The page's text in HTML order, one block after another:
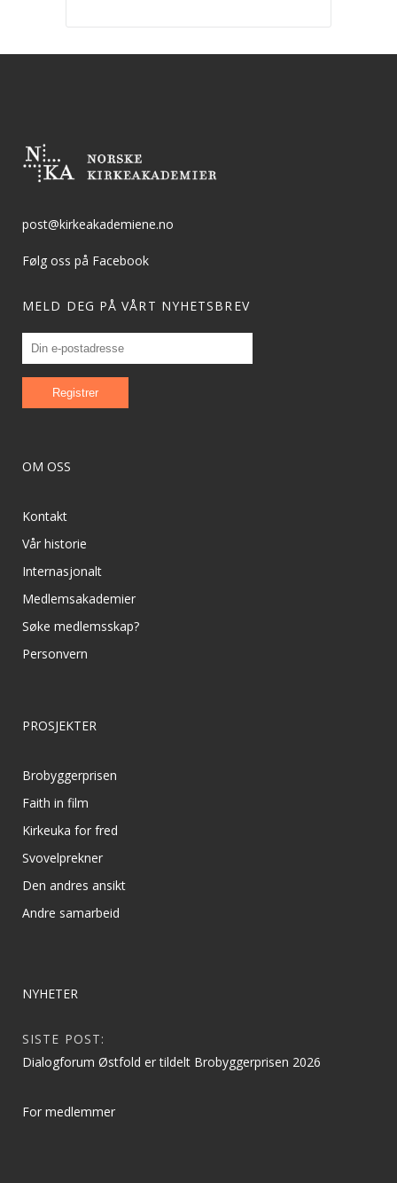
post@kirkeakademiene.no
Følg oss på Facebook
MELD DEG PÅ VÅRT NYHETSBREV
OM OSS
Kontakt
Vår historie
Internasjonalt
Medlemsakademier
Søke medlemsskap?
Personvern
PROSJEKTER
Brobyggerprisen
Faith in film
Kirkeuka for fred
Svovelprekner
Den andres ansikt
Andre samarbeid
NYHETER
SISTE POST:
Dialogforum Østfold er tildelt Brobyggerprisen 2026
For medlemmer